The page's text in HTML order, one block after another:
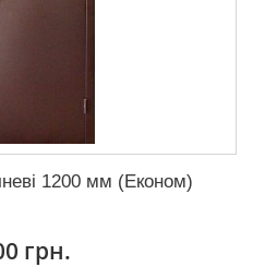
1200 мм (Економ)
грн.